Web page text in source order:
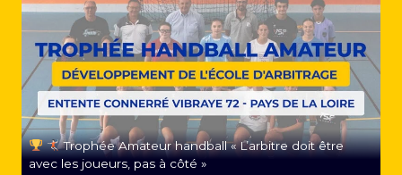
Trophée Amateur handball « L’arbitre doit être
avec les joueurs, pas à côté »